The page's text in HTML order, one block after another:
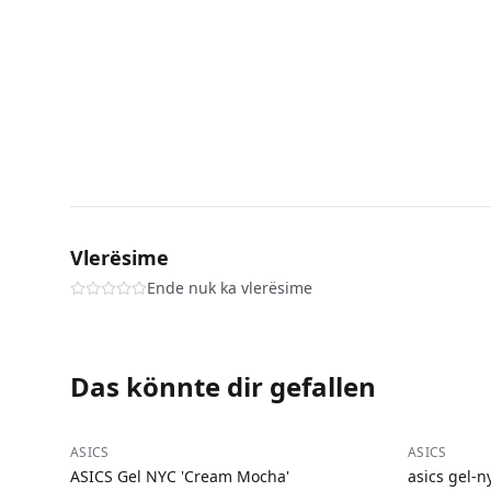
Vlerësime
Ende nuk ka vlerësime
Das könnte dir gefallen
−36
ASICS
ASICS Gel NYC 'Cream Mocha'
−35
ASICS
asics gel-